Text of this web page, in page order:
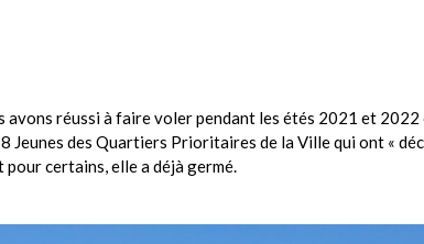
avons réussi à faire voler pendant les étés 2021 et
Jeunes des Quartiers Prioritaires de la Ville qui ont «
certains, elle a déjà germé.